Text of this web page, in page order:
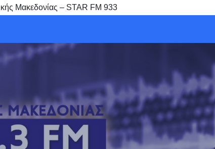
Μακεδονίας – STAR FM 933